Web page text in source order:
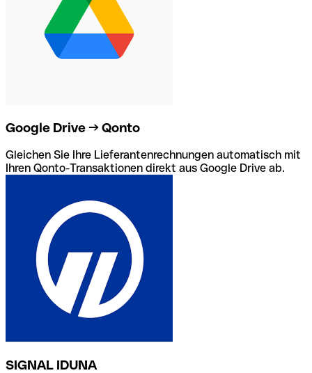
Google Drive → Qonto
Gleichen Sie Ihre Lieferantenrechnungen automatisch mit
Ihren Qonto-Transaktionen direkt aus Google Drive ab.
SIGNAL IDUNA